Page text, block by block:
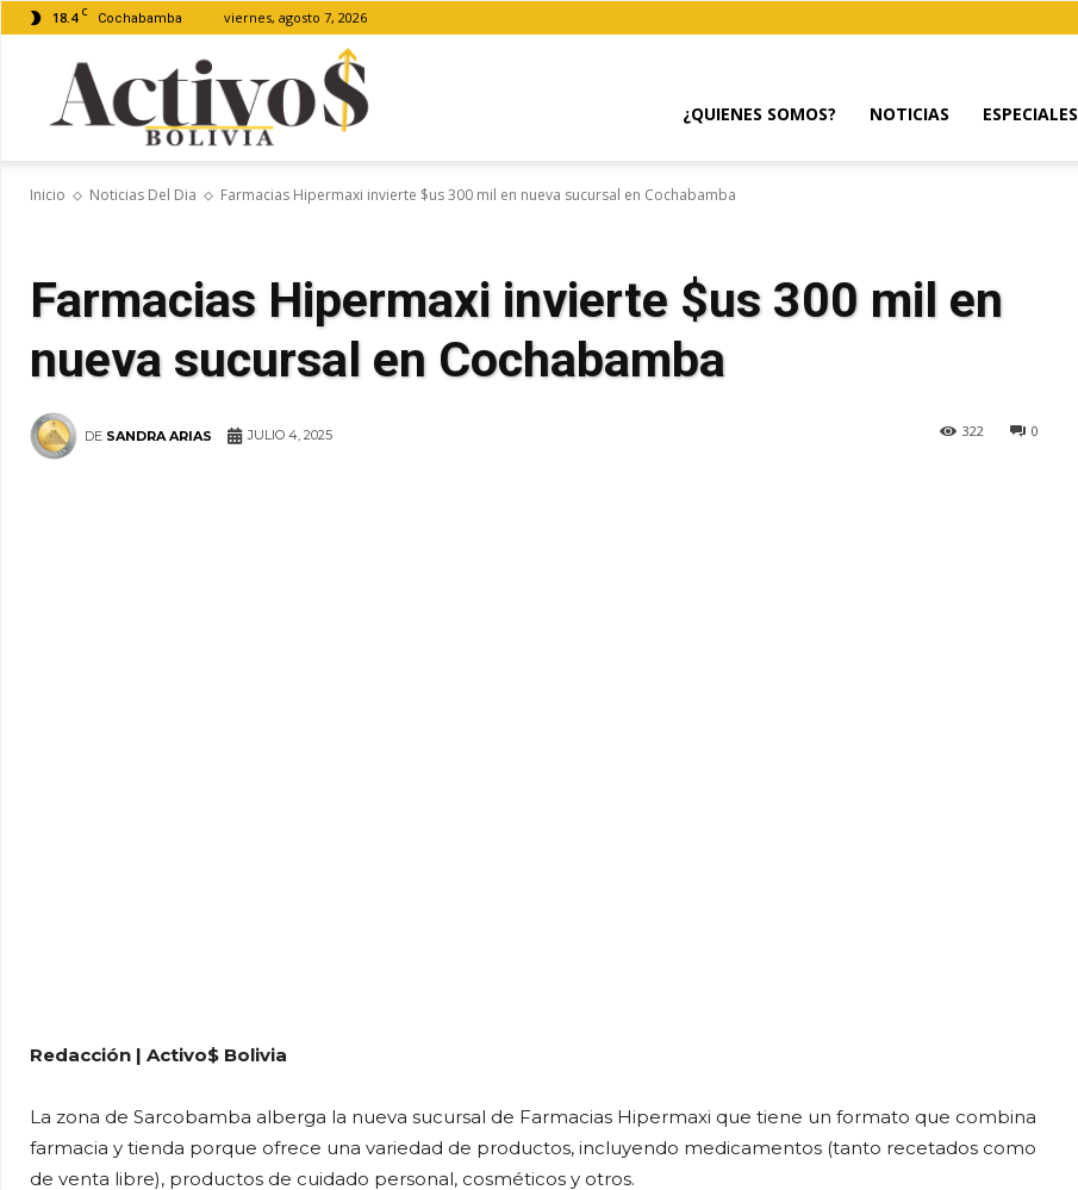
18.4 C Cochabamba viernes, agosto 7, 2026
¿QUIENES SOMOS? NOTICIAS ESPECIALES
Inicio Noticias Del Dia Farmacias Hipermaxi invierte $us 300 mil en nueva sucursal en Cochabamba
Farmacias Hipermaxi invierte $us 300 mil en
nueva sucursal en Cochabamba
DE SANDRA ARIAS 0
322
JULIO 4, 2025
Redacción | Activo$ Bolivia
La zona de Sarcobamba alberga la nueva sucursal de Farmacias Hipermaxi que tiene un formato que combina
farmacia y tienda porque ofrece una variedad de productos, incluyendo medicamentos (tanto recetados como
de venta libre), productos de cuidado personal, cosméticos y otros.